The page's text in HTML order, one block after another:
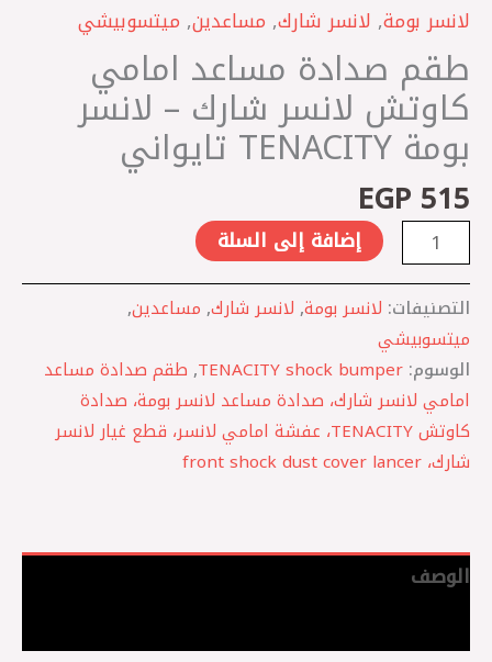
لانسر بومة, لانسر شارك, مساعدين, ميتسوبيشي
طقم صدادة مساعد امامي
كاوتش لانسر شارك – لانسر
بومة TENACITY تايواني
EGP 515
إضافة إلى السلة
التصنيفات: لانسر بومة, لانسر شارك, مساعدين,
ميتسوبيشي
الوسوم: TENACITY shock bumper
, طقم صدادة مساعد
امامي لانسر شارك، صدادة مساعد لانسر بومة، صدادة
كاوتش TENACITY، عفشة امامي لانسر، قطع غيار لانسر
شارك، front shock dust cover lancer
الوصف